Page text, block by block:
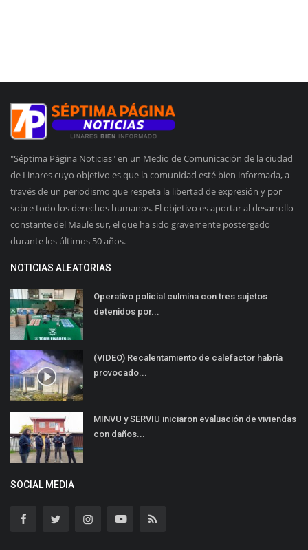
"Séptima Página Noticias" en un Medio de Comunicación de la ciudad
de Linares cuyo objetivo es que la comunidad esté bien informada, a
través de un periodismo que respeta la libertad de expresión y por
sobre todo los derechos humanos. El objetivo es aportar al desarrollo
constante del Maule sur, el que ha sido gravemente postergado
durante los últimos 50 años.
NOTICIAS ALEATORIAS
Operativo policial culmina con tres sujetos
detenidos por...
(VIDEO) Recalentamiento de calefactor habría
provocado...
MINVU y SERVIU iniciaron evaluación de viviendas
con daños...
SOCIAL MEDIA